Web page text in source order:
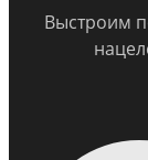
Выстроим